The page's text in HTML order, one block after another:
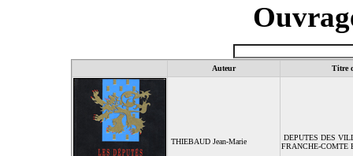
Auteur Titre
THIEBAUD Jean-Marie
DEPUTES DES
FRANCHE-COMTE